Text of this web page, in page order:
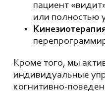
пациент
или полностью
Кроме того, мы
индивидуальные
когнитивно-